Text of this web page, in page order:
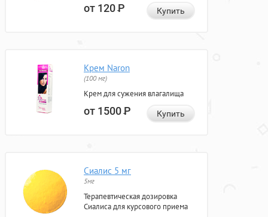
от 120Р Купить
Крем Naron
(100 мг)
Крем для сужения влагалища
от 1500Р Купить
Сиалис 5 мг
5мг
Терапевтическая дозировка
Сиалиса для курсового приема